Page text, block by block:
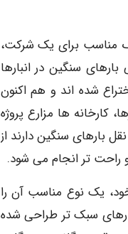
مناسب برای یک شرکت،
سنگین در انبارها
شده اند و هم اکنون
کارخانه ها مزارع پروژه
بارهای سنگین دارند از
و راحت تر انجام می شود.
یک نوع مناسب آن را
سبک تر طراحی شده